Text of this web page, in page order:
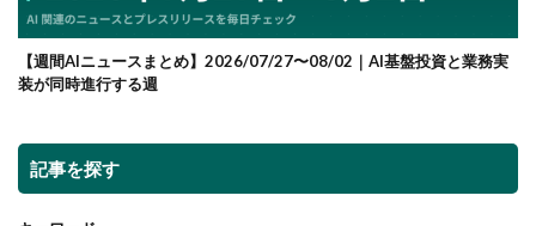
【週間AIニュースまとめ】2026/07/27〜08/02｜AI基盤投資と業務実
装が同時進行する週
記事を探す